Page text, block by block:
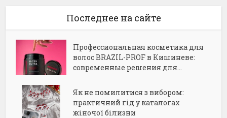
Последнее на сайте
Профессиональная косметика для
волос BRAZIL-PROF в Кишиневе:
современные решения для...
Як не помилитися з вибором:
практичний гід у каталогах
жіночої білизни